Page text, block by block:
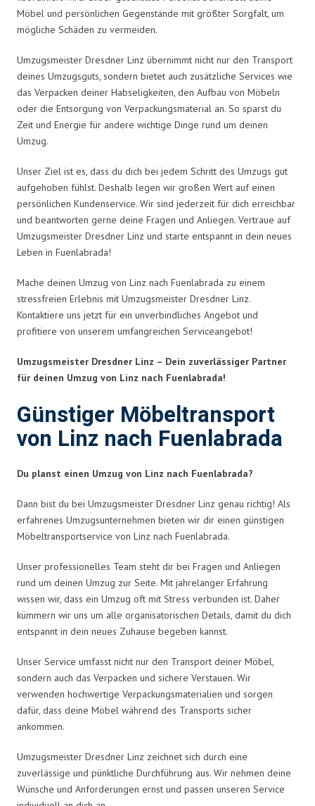
Möbel und persönlichen Gegenstände mit größter Sorgfalt, um
mögliche Schäden zu vermeiden.
Umzugsmeister Dresdner Linz übernimmt nicht nur den Transport
deines Umzugsguts, sondern bietet auch zusätzliche Services wie
das Verpacken deiner Habseligkeiten, den Aufbau von Möbeln
oder die Entsorgung von Verpackungsmaterial an. So sparst du
Zeit und Energie für andere wichtige Dinge rund um deinen
Umzug.
Unser Ziel ist es, dass du dich bei jedem Schritt des Umzugs gut
aufgehoben fühlst. Deshalb legen wir großen Wert auf einen
persönlichen Kundenservice. Wir sind jederzeit für dich erreichbar
und beantworten gerne deine Fragen und Anliegen. Vertraue auf
Umzugsmeister Dresdner Linz und starte entspannt in dein neues
Leben in Fuenlabrada!
Mache deinen Umzug von Linz nach Fuenlabrada zu einem
stressfreien Erlebnis mit Umzugsmeister Dresdner Linz.
Kontaktiere uns jetzt für ein unverbindliches Angebot und
profitiere von unserem umfangreichen Serviceangebot!
Umzugsmeister Dresdner Linz – Dein zuverlässiger Partner
für deinen Umzug von Linz nach Fuenlabrada!
Günstiger Möbeltransport
von Linz nach Fuenlabrada
Du planst einen Umzug von Linz nach Fuenlabrada?
Dann bist du bei Umzugsmeister Dresdner Linz genau richtig! Als
erfahrenes Umzugsunternehmen bieten wir dir einen günstigen
Möbeltransportservice von Linz nach Fuenlabrada.
Unser professionelles Team steht dir bei Fragen und Anliegen
rund um deinen Umzug zur Seite. Mit jahrelanger Erfahrung
wissen wir, dass ein Umzug oft mit Stress verbunden ist. Daher
kümmern wir uns um alle organisatorischen Details, damit du dich
entspannt in dein neues Zuhause begeben kannst.
Unser Service umfasst nicht nur den Transport deiner Möbel,
sondern auch das Verpacken und sichere Verstauen. Wir
verwenden hochwertige Verpackungsmaterialien und sorgen
dafür, dass deine Möbel während des Transports sicher
ankommen.
Umzugsmeister Dresdner Linz zeichnet sich durch eine
zuverlässige und pünktliche Durchführung aus. Wir nehmen deine
Wünsche und Anforderungen ernst und passen unseren Service